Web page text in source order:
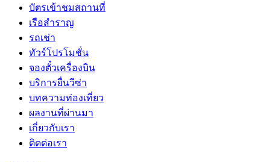
บัตรเข้าชมสถานที่
เรือสำราญ
รถเช่า
ทัวร์โปรโมชั่น
จองตั๋วเครื่องบิน
บริการยื่นวีซ่า
บทความท่องเที่ยว
ผลงานที่ผ่านมา
เกี่ยวกับเรา
ติดต่อเรา